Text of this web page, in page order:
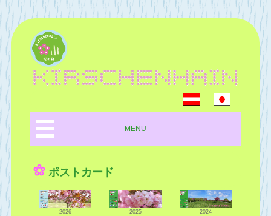
MENU
ポストカード
2026 2025 2024